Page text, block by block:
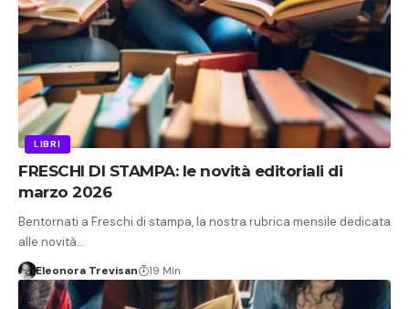
LIBRI
FRESCHI DI STAMPA: le novità editoriali di
marzo 2026
Bentornati a Freschi di stampa, la nostra rubrica mensile dedicata
alle novità…
Eleonora Trevisan 19 Min